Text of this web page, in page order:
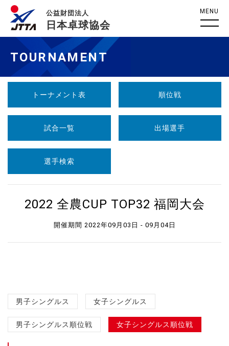
公益財団法人
日本卓球協会
MENU
TOURNAMENT
トーナメント表 順位戦
試合一覧 出場選手
選手検索
2022 全農CUP TOP32 福岡大会
開催期間 2022年09月03日 - 09月04日
男子シングルス 女子シングルス
男子シングルス順位戦 女子シングルス順位戦